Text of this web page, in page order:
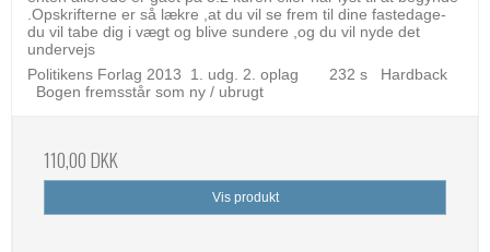
.Opskrifterne er så lækre ,at du vil se frem til dine fastedage-
du vil tabe dig i vægt og blive sundere ,og du vil nyde det
undervejs
Politikens Forlag 2013 1. udg. 2. oplag 232 s Hardback
Bogen fremsstår som ny / ubrugt
110,00 DKK
Vis produkt